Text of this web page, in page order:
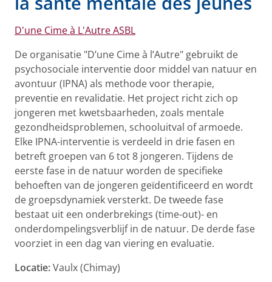
D'une Cime à L'Autre ASBL
De organisatie "D’une Cime à l’Autre" gebruikt de
psychosociale interventie door middel van natuur en
avontuur (IPNA) als methode voor therapie,
preventie en revalidatie. Het project richt zich op
jongeren met kwetsbaarheden, zoals mentale
gezondheidsproblemen, schooluitval of armoede.
Elke IPNA-interventie is verdeeld in drie fasen en
betreft groepen van 6 tot 8 jongeren. Tijdens de
eerste fase in de natuur worden de specifieke
behoeften van de jongeren geïdentificeerd en wordt
de groepsdynamiek versterkt. De tweede fase
bestaat uit een onderbrekings (time-out)- en
onderdompelingsverblijf in de natuur. De derde fase
voorziet in een dag van viering en evaluatie.
Locatie:Vaulx (Chimay)